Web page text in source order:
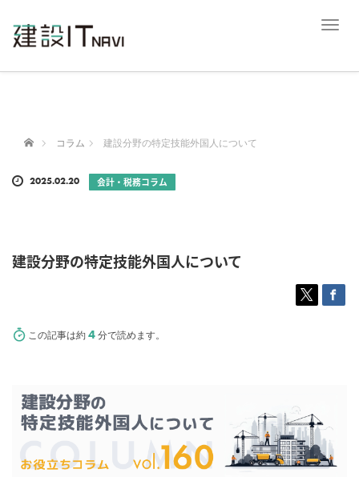
T
g
ホーム コラム 建設分野の特定技能外国人について
2025.02.20 会計・税務コラム
建設分野の特定技能外国人について
この記事は約4分で読めます。